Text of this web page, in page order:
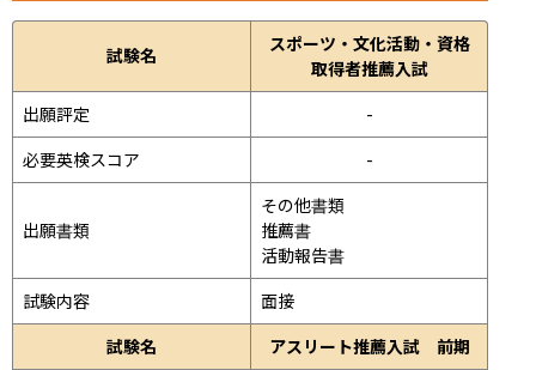
試験名
スポーツ・文化活動・資格
取得者推薦入試
出願評定
-
必要英検スコア
-
出願書類
その他書類
推薦書
活動報告書
試験内容
面接
試験名
アスリート推薦入試 前期